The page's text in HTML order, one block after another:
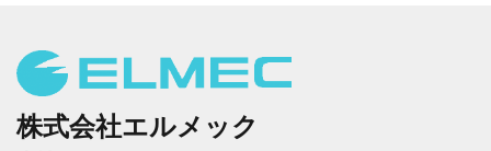
株式会社エルメック